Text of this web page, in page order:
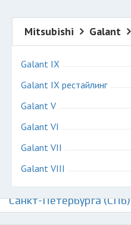
Mitsubishi Galant
Galant IX
Galant IX рестайлинг
Galant V
Galant VI
Galant VII
Galant VIII
Санкт-Петербурга (СПб)